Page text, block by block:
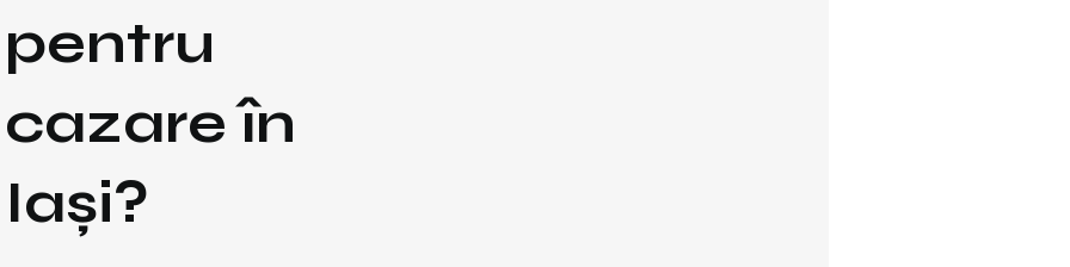
pentru
cazare în
Iași?